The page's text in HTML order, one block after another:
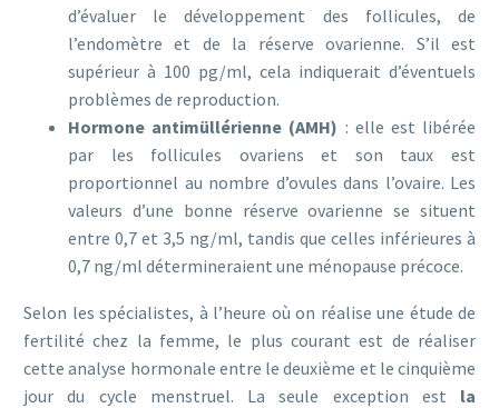
d’évaluer le développement des follicules, de
l’endomètre et de la réserve ovarienne. S’il est
supérieur à 100 pg/ml, cela indiquerait d’éventuels
problèmes de reproduction.
Hormone antimüllérienne (AMH) : elle est libérée
par les follicules ovariens et son taux est
proportionnel au nombre d’ovules dans l’ovaire. Les
valeurs d’une bonne réserve ovarienne se situent
entre 0,7 et 3,5 ng/ml, tandis que celles inférieures à
0,7 ng/ml détermineraient une ménopause précoce.
Selon les spécialistes, à l’heure où on réalise une étude de
fertilité chez la femme, le plus courant est de réaliser
cette analyse hormonale entre le deuxième et le cinquième
jour du cycle menstruel. La seule exception est la